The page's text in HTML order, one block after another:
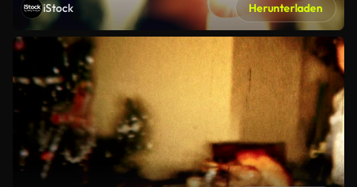
iStock Herunterladen